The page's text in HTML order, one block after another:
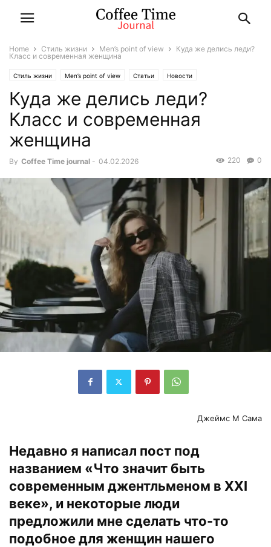
Home Стиль жизни Men’s point of view
Куда же делись леди?
Класс и современная женщина
Стиль жизни Men’s point of view Статьи Новости
Куда же делись леди?
Класс и современная
женщина
By Coffee Time journal - 04.02.2026 0
220
Джеймс М Сама
Недавно я написал пост под
названием «Что значит быть
современным джентльменом в XXI
веке», и некоторые люди
предложили мне сделать что-то
подобное для женщин нашего